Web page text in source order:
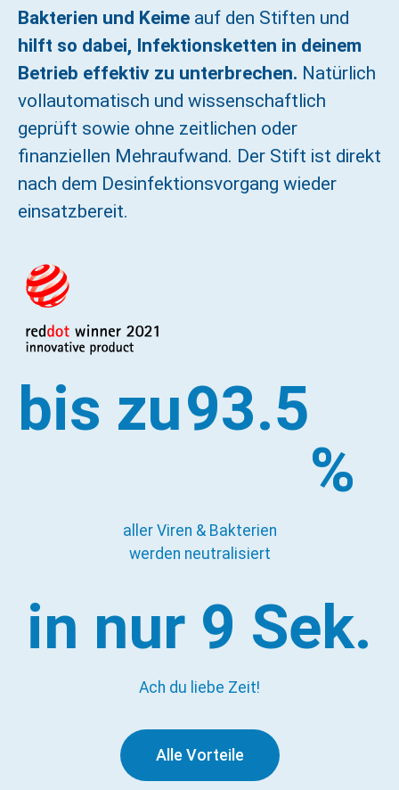
Bakterien und Keime auf den Stiften und
hilft so dabei, Infektionsketten in deinem
Betrieb effektiv zu unterbrechen. Natürlich
vollautomatisch und wissenschaftlich
geprüft sowie ohne zeitlichen oder
finanziellen Mehraufwand. Der Stift ist direkt
nach dem Desinfektionsvorgang wieder
einsatzbereit.
bis zu
99.9
%
aller Viren & Bakterien
werden neutralisiert
in nur 9 Sek.
Ach du liebe Zeit!
Alle Vorteile